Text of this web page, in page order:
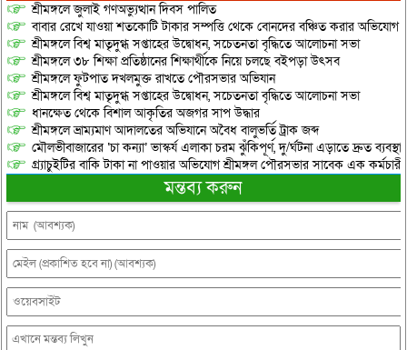
শ্রীমঙ্গলে জুলাই গণঅভ্যুত্থান দিবস পালিত
বাবার রেখে যাওয়া শতকোটি টাকার সম্পত্তি থেকে বোনদের বঞ্চিত করার অভিযোগ
শ্রীমঙ্গলে বিশ্ব মাতৃদুগ্ধ সপ্তাহের উদ্বোধন, সচেতনতা বৃদ্ধিতে আলোচনা সভা
শ্রীমঙ্গলে ৩৮ শিক্ষা প্রতিষ্ঠানের শিক্ষার্থীকে নিয়ে চলছে বইপড়া উৎসব
শ্রীমঙ্গলে ফুটপাত দখলমুক্ত রাখতে পৌরসভার অভিযান
শ্রীমঙ্গলে বিশ্ব মাতৃদুগ্ধ সপ্তাহের উদ্বোধন, সচেতনতা বৃদ্ধিতে আলোচনা সভা
ধানক্ষেত থেকে বিশাল আকৃতির অজগর সাপ উদ্ধার
শ্রীমঙ্গলে ভ্রাম্যমাণ আদালতের অভিযানে অবৈধ বালুভর্তি ট্রাক জব্দ
মৌলভীবাজারের ‘চা কন্যা’ ভাস্কর্য এলাকা চরম ঝুঁকিপূর্ণ, দু/র্ঘটনা এড়াতে দ্রুত ব্যবস্থা
গ্র্যাচুইটির বাকি টাকা না পাওয়ার অভিযোগ শ্রীমঙ্গল পৌরসভার সাবেক এক
মন্তব্য করুন